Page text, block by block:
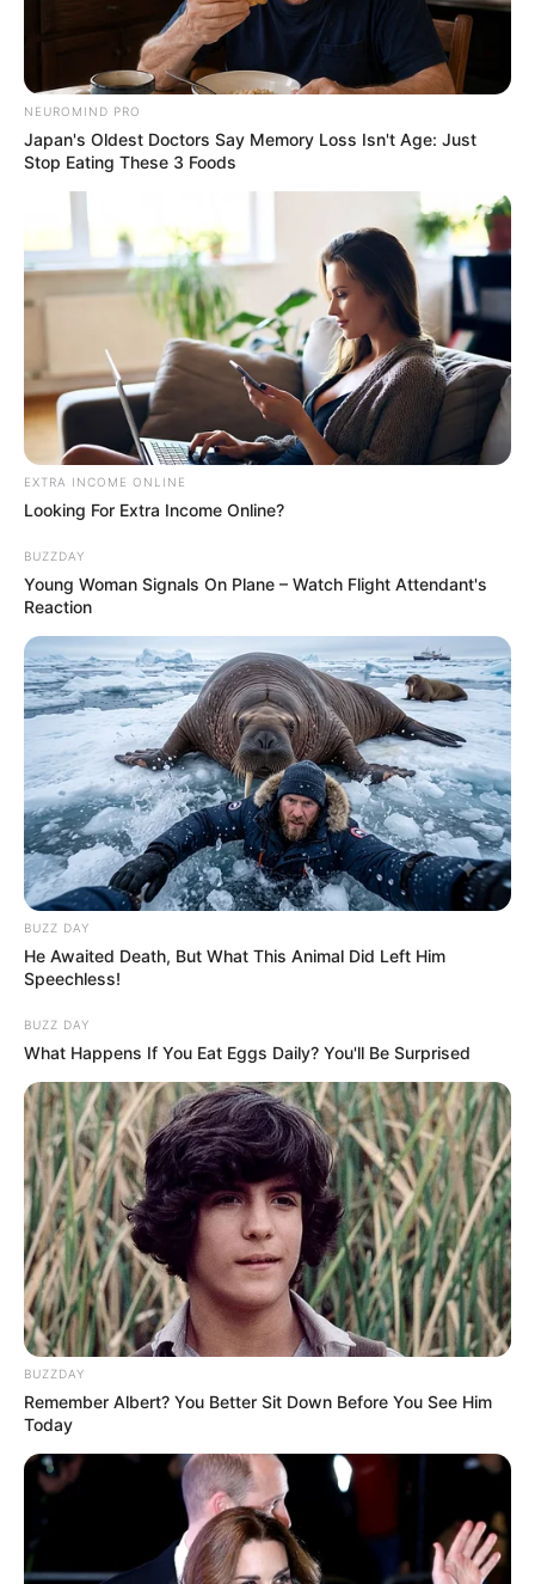
NEUROMIND PRO
Japan's Oldest Doctors Say Memory Loss Isn't Age: Just
Stop Eating These 3 Foods
EXTRA INCOME ONLINE
Looking For Extra Income Online?
BUZZDAY
Young Woman Signals On Plane – Watch Flight Attendant's
Reaction
BUZZ DAY
He Awaited Death, But What This Animal Did Left Him
Speechless!
BUZZ DAY
What Happens If You Eat Eggs Daily? You'll Be Surprised
BUZZDAY
Remember Albert? You Better Sit Down Before You See Him
Today